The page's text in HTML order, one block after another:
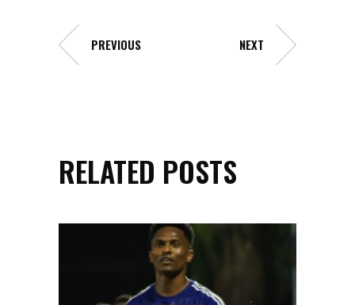
PREVIOUS NEXT
RELATED POSTS